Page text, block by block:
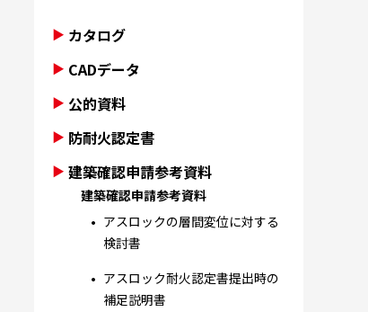
カタログ
CADデータ
公的資料
防耐火認定書
建築確認申請参考資料
建築確認申請参考資料
アスロックの層間変位に対する
検討書
アスロック耐火認定書提出時の
補足説明書